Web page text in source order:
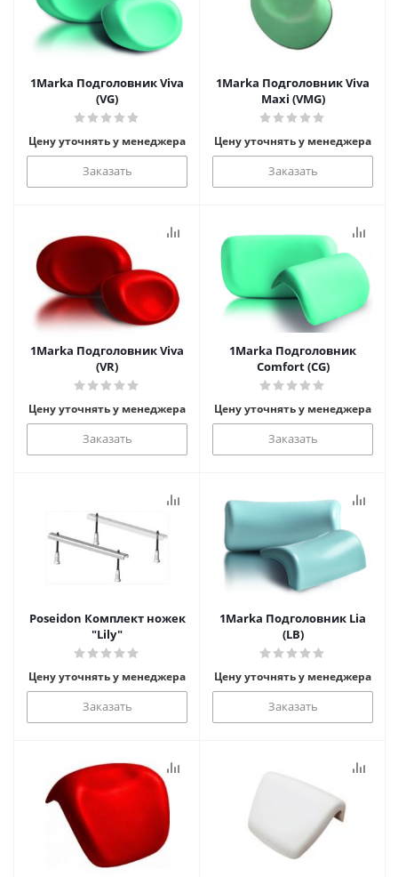
1Marka Подголовник Viva
(VG)
Цену уточнять у менеджера
Заказать
1Marka Подголовник Viva
Maxi (VMG)
Цену уточнять у менеджера
Заказать
1Marka Подголовник Viva
(VR)
Цену уточнять у менеджера
Заказать
1Marka Подголовник
Comfort (CG)
Цену уточнять у менеджера
Заказать
Poseidon Комплект ножек
"Lily"
Цену уточнять у менеджера
Заказать
1Marka Подголовник Lia
(LB)
Цену уточнять у менеджера
Заказать